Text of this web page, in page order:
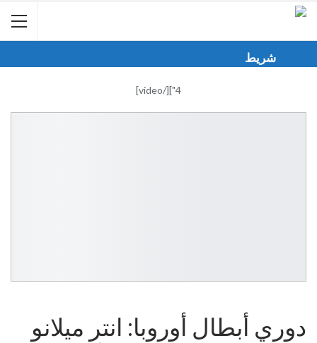
شريط
4"][/video]
دوري أبطال أوروبا: انتر ميلانو